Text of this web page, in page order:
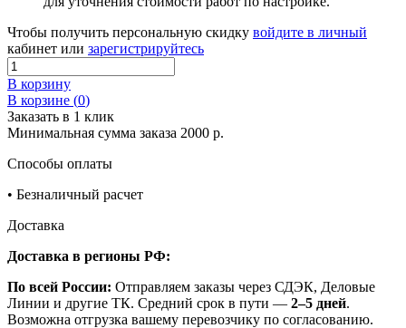
Чтобы получить персональную скидку войдите в личный
кабинет или зарегистрируйтесь
В корзину
В корзине (0)
Заказать в 1 клик
Минимальная сумма заказа 2000 р.
Способы оплаты
• Безналичный расчет
Доставка
Доставка в регионы РФ:
По всей России: Отправляем заказы через СДЭК, Деловые
Линии и другие ТК. Средний срок в пути — 2–5 дней.
Возможна отгрузка вашему перевозчику по согласованию.